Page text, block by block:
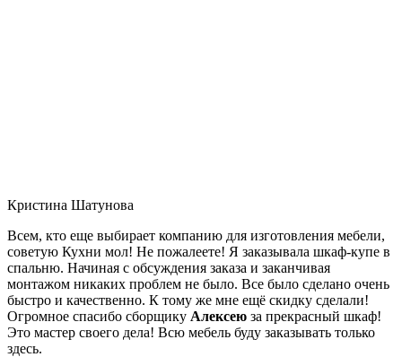
Кристина Шатунова
Всем, кто еще выбирает компанию для изготовления мебели,
советую Кухни мол! Не пожалеете! Я заказывала шкаф-купе в
спальню. Начиная с обсуждения заказа и заканчивая
монтажом никаких проблем не было. Все было сделано очень
быстро и качественно. К тому же мне ещё скидку сделали!
Огромное спасибо сборщику Алексею за прекрасный шкаф!
Это мастер своего дела! Всю мебель буду заказывать только
здесь.